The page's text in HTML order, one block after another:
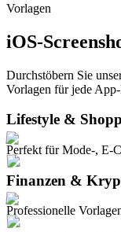
Vorlagen
iOS-
Durchstöbern Sie
Vorlagen für jede
Lifestyle &
Perfekt für Mode-, E-
Finanzen &
Professionelle